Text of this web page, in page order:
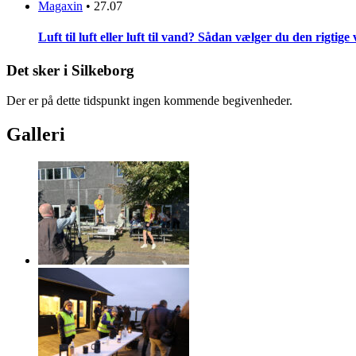
Magaxin • 27.07
Luft til luft eller luft til vand? Sådan vælger du den rigtige
Det sker i Silkeborg
Der er på dette tidspunkt ingen kommende begivenheder.
Galleri